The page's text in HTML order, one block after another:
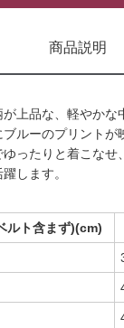
商品説明
上品な、軽やかな
ルーのプリントが
ったりと着こなせ
します。
ルト含まず)(cm)